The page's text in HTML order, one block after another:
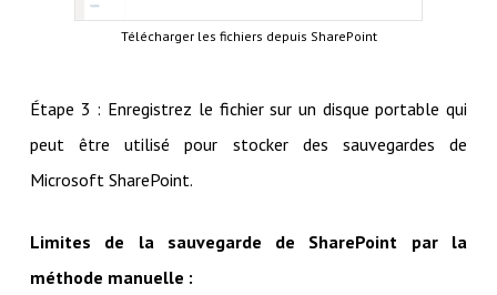
Télécharger les fichiers depuis SharePoint
Étape 3 : Enregistrez le fichier sur un disque portable qui
peut être utilisé pour stocker des sauvegardes de
Microsoft SharePoint.
Limites de la sauvegarde de SharePoint par la
méthode manuelle :